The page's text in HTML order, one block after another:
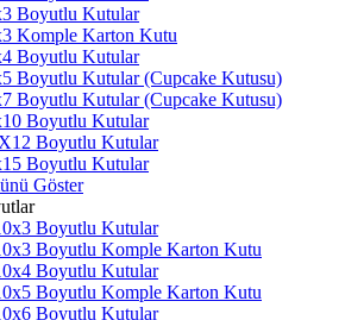
Boyutlu Kutular
Komple Karton Kutu
Boyutlu Kutular
Boyutlu Kutular (Cupcake Kutusu)
Boyutlu Kutular (Cupcake Kutusu)
Boyutlu Kutular
Boyutlu Kutular
Boyutlu Kutular
Göster
Boyutlu Kutular
Boyutlu Komple Karton Kutu
Boyutlu Kutular
Boyutlu Komple Karton Kutu
Boyutlu Kutular